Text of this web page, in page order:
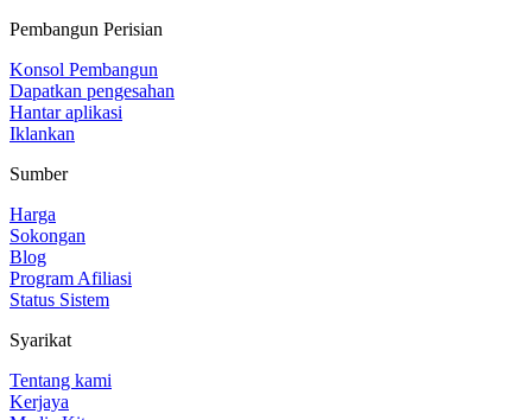
Pembangun Perisian
Konsol Pembangun
Dapatkan pengesahan
Hantar aplikasi
Iklankan
Sumber
Harga
Sokongan
Blog
Program Afiliasi
Status Sistem
Syarikat
Tentang kami
Kerjaya